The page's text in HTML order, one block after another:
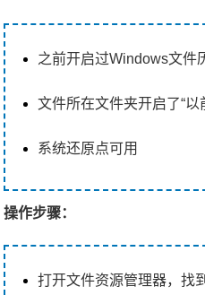
之前开启过Windows文件
文件所在文件夹开启了“以
系统还原点可用
操作步骤：
打开文件资源管理器，找